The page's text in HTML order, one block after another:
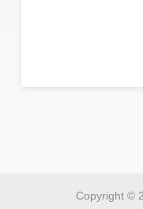
Copyright ©